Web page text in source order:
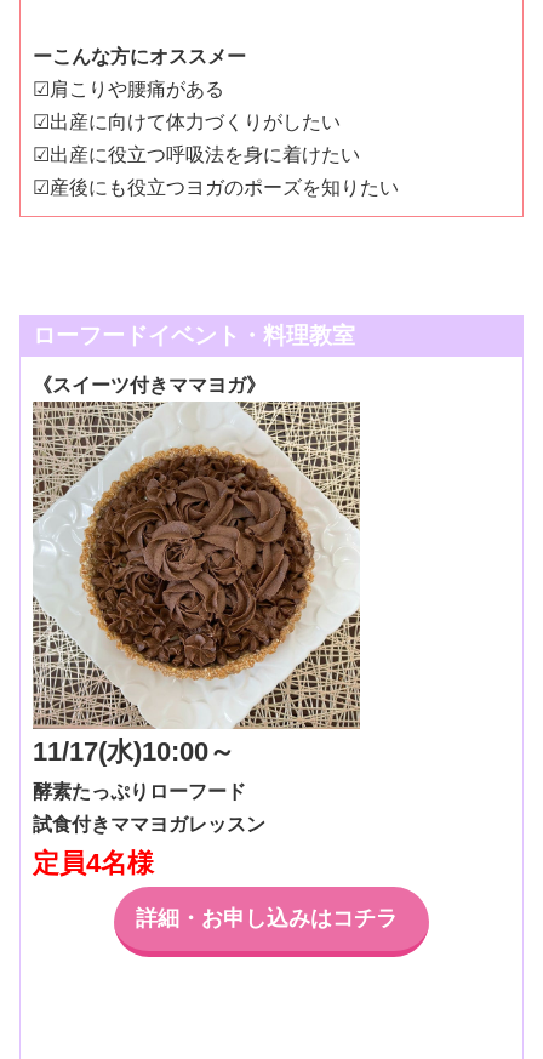
ーこんな方にオススメー
☑肩こりや腰痛がある
☑出産に向けて体力づくりがしたい
☑出産に役立つ呼吸法を身に着けたい
☑産後にも役立つヨガのポーズを知りたい
ローフードイベント・料理教室
《スイーツ付きママヨガ》
11/17(水)10:00～
酵素たっぷりローフード
試食付きママヨガレッスン
定員4名様
詳細・お申し込みはコチラ